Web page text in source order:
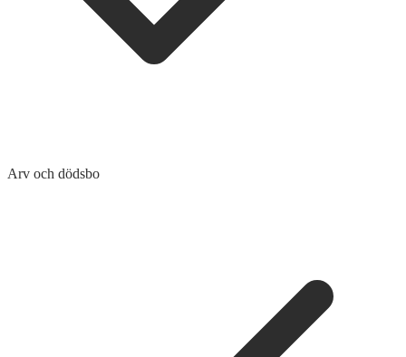
Arv och dödsbo